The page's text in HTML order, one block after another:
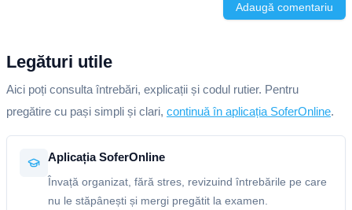
Adaugă comentariu
Legături utile
Aici poți consulta întrebări, explicații și codul rutier. Pentru
pregătire cu pași simpli și clari, continuă în aplicația SoferOnline.
Aplicația SoferOnline
Învață organizat, fără stres, revizuind întrebările pe care
nu le stăpânești și mergi pregătit la examen.